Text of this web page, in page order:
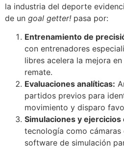
la industria del deporte
de un goal getter! pasa por:
Entrenamiento de
con entrenadores
libres acelera la mejora
remate.
Evaluaciones analíticas:
partidos previos para
movimiento y disparo
Simulaciones y
tecnología como
software de simulación